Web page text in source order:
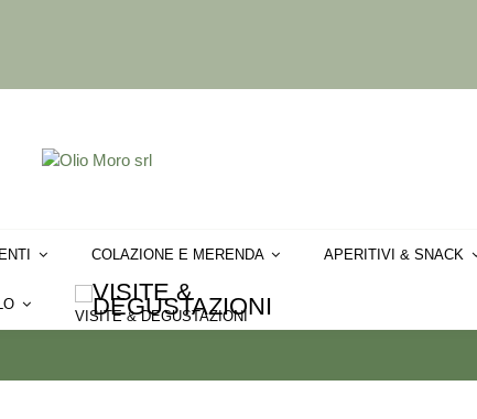
COLAZIONE E MERENDA APERITIVI & SNACK
VISITE & DEGUSTAZIONI